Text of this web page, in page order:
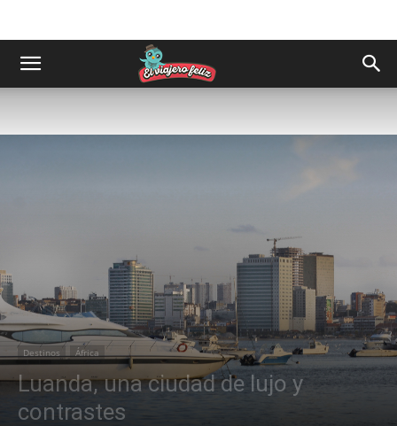
Destinos África
Luanda, una ciudad de lujo y
contrastes